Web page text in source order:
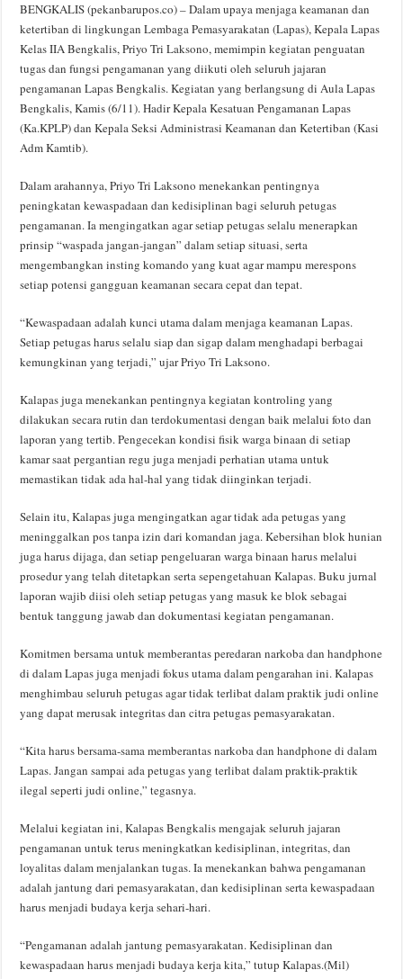
BENGKALIS (pekanbarupos.co) – Dalam upaya menjaga keamanan dan
ketertiban di lingkungan Lembaga Pemasyarakatan (Lapas), Kepala Lapas
Kelas IIA Bengkalis, Priyo Tri Laksono, memimpin kegiatan penguatan
tugas dan fungsi pengamanan yang diikuti oleh seluruh jajaran
pengamanan Lapas Bengkalis. Kegiatan yang berlangsung di Aula Lapas
Bengkalis, Kamis (6/11). Hadir Kepala Kesatuan Pengamanan Lapas
(Ka.KPLP) dan Kepala Seksi Administrasi Keamanan dan Ketertiban (Kasi
Adm Kamtib).
Dalam arahannya, Priyo Tri Laksono menekankan pentingnya
peningkatan kewaspadaan dan kedisiplinan bagi seluruh petugas
pengamanan. Ia mengingatkan agar setiap petugas selalu menerapkan
prinsip “waspada jangan-jangan” dalam setiap situasi, serta
mengembangkan insting komando yang kuat agar mampu merespons
setiap potensi gangguan keamanan secara cepat dan tepat.
“Kewaspadaan adalah kunci utama dalam menjaga keamanan Lapas.
Setiap petugas harus selalu siap dan sigap dalam menghadapi berbagai
kemungkinan yang terjadi,” ujar Priyo Tri Laksono.
Kalapas juga menekankan pentingnya kegiatan kontroling yang
dilakukan secara rutin dan terdokumentasi dengan baik melalui foto dan
laporan yang tertib. Pengecekan kondisi fisik warga binaan di setiap
kamar saat pergantian regu juga menjadi perhatian utama untuk
memastikan tidak ada hal-hal yang tidak diinginkan terjadi.
Selain itu, Kalapas juga mengingatkan agar tidak ada petugas yang
meninggalkan pos tanpa izin dari komandan jaga. Kebersihan blok hunian
juga harus dijaga, dan setiap pengeluaran warga binaan harus melalui
prosedur yang telah ditetapkan serta sepengetahuan Kalapas. Buku jurnal
laporan wajib diisi oleh setiap petugas yang masuk ke blok sebagai
bentuk tanggung jawab dan dokumentasi kegiatan pengamanan.
Komitmen bersama untuk memberantas peredaran narkoba dan handphone
di dalam Lapas juga menjadi fokus utama dalam pengarahan ini. Kalapas
menghimbau seluruh petugas agar tidak terlibat dalam praktik judi online
yang dapat merusak integritas dan citra petugas pemasyarakatan.
“Kita harus bersama-sama memberantas narkoba dan handphone di dalam
Lapas. Jangan sampai ada petugas yang terlibat dalam praktik-praktik
ilegal seperti judi online,” tegasnya.
Melalui kegiatan ini, Kalapas Bengkalis mengajak seluruh jajaran
pengamanan untuk terus meningkatkan kedisiplinan, integritas, dan
loyalitas dalam menjalankan tugas. Ia menekankan bahwa pengamanan
adalah jantung dari pemasyarakatan, dan kedisiplinan serta kewaspadaan
harus menjadi budaya kerja sehari-hari.
“Pengamanan adalah jantung pemasyarakatan. Kedisiplinan dan
kewaspadaan harus menjadi budaya kerja kita,” tutup Kalapas.(Mil)